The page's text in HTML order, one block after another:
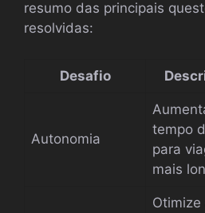
resumo das principais
resolvidas:
Desafio
Autonomia
tempo
para
mais
Otimize